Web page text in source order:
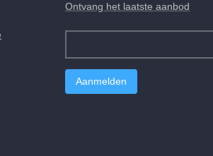
Ontvang het laatste aanbod